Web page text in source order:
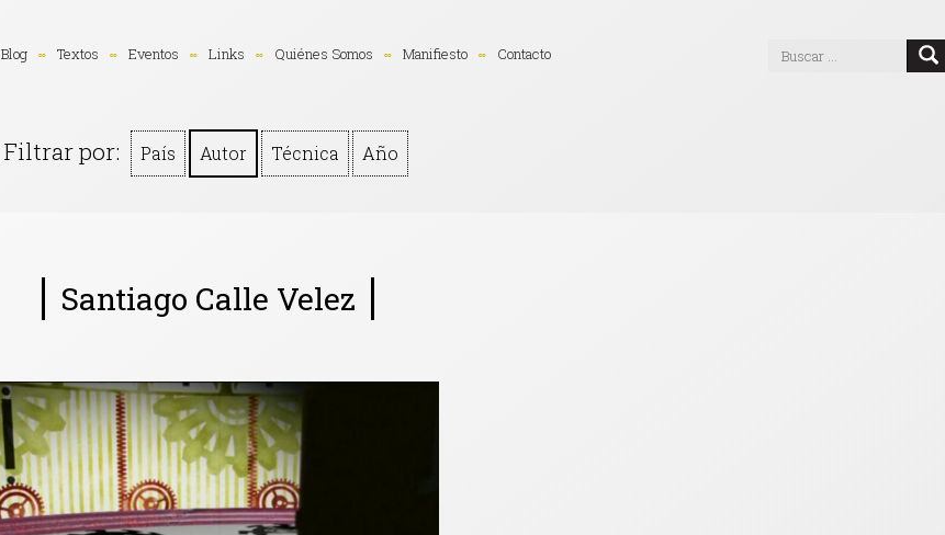
Blog Textos Eventos Links Quiénes Somos Manifiesto Contacto
Filtrar por: País Autor Técnica Año
Santiago Calle Velez